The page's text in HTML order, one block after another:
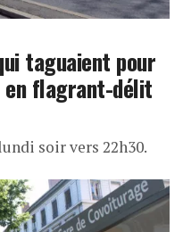
taguaient pour
flagrant-délit
soir vers 22h30.